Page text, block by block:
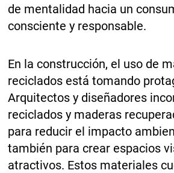
de mentalidad hacia un
consciente y responsable.
En la construcción, el uso de
reciclados está tomando
Arquitectos y diseñadores
reciclados y maderas
para reducir el impacto
también para crear espacios
atractivos. Estos materiales